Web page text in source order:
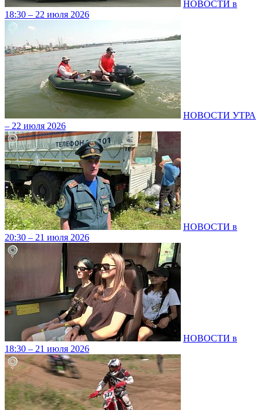
НОВОСТИ в
18:30 – 22 июля 2026
НОВОСТИ УТРА
– 22 июля 2026
НОВОСТИ в
20:30 – 21 июля 2026
НОВОСТИ в
18:30 – 21 июля 2026